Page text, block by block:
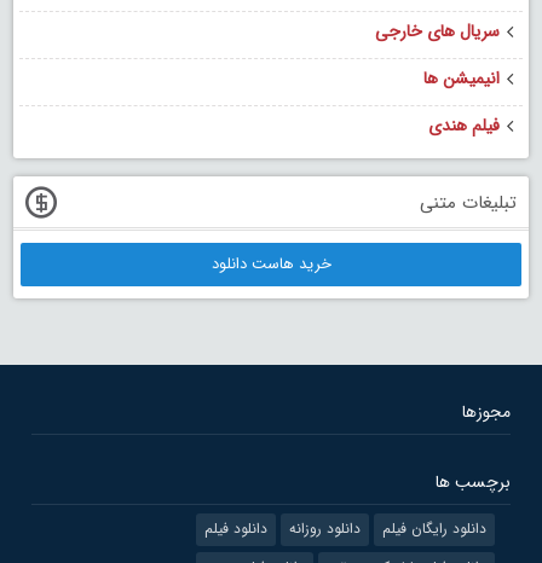
سریال های خارجی
انیمیشن ها
فیلم هندی
تبلیغات متنی
خرید هاست دانلود
مجوزها
برچسب ها
دانلود رایگان فیلم دانلود روزانه
دانلود فیلم